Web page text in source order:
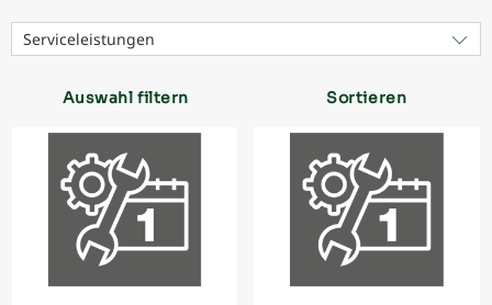
Serviceleistungen
Auswahl filtern Sortieren